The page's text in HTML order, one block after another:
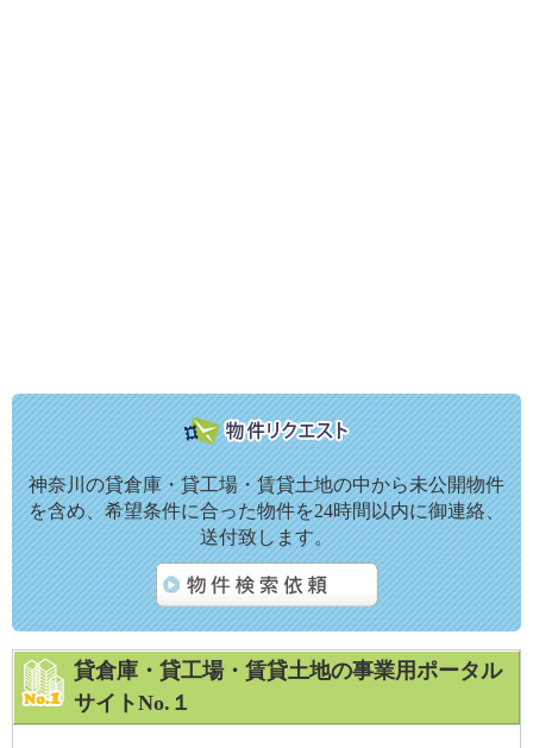
神奈川の貸倉庫・貸工場・賃貸土地の中から未公開物件
を含め、希望条件に合った物件を24時間以内に御連絡、
送付致します。
貸倉庫・貸工場・賃貸土地の事業用ポータル
サイトNo.１